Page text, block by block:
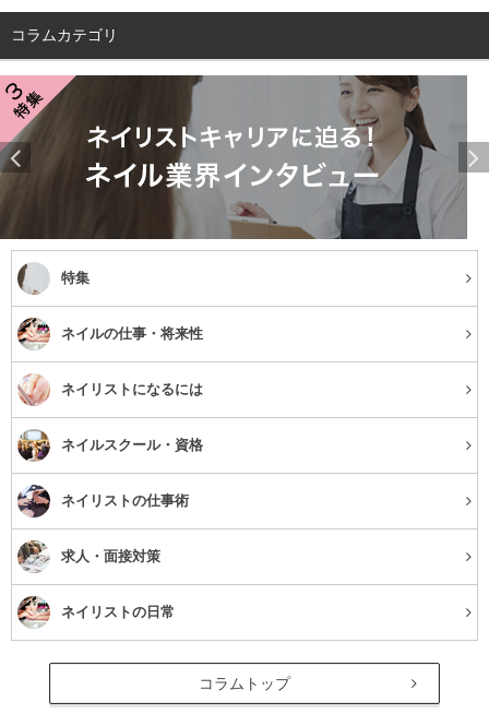
コラムカテゴリ
特集
ネイルの仕事・将来性
ネイリストになるには
ネイルスクール・資格
ネイリストの仕事術
求人・面接対策
ネイリストの日常
コラムトップ